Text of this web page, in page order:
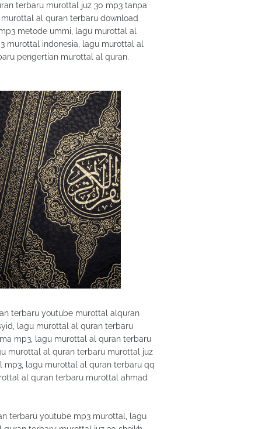
terbaru murottal juz 30 mp3 tanpa
al quran terbaru download
metode ummi, lagu murottal al
murottal indonesia, lagu murottal al
pengertian murottal al quran.
terbaru youtube murottal alquran
lagu murottal al quran terbaru
mp3, lagu murottal al quran terbaru
murottal al quran terbaru murottal juz
lagu murottal al quran terbaru qq
al quran terbaru murottal ahmad
terbaru youtube mp3 murottal, lagu